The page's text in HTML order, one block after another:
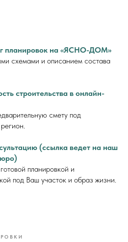
планировок на «ЯСНО-ДОМ»
схемами и описанием состава
строительства в онлайн-
смету под
(ссылка ведет на наш
планировкой и
под Ваш участок и образ жизни.